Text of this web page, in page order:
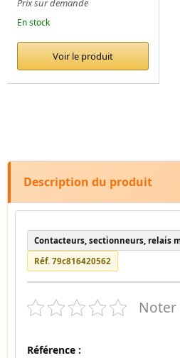
En stock
Voir le produit
Description du produit
Contacteurs, sectionneurs, relais
Réf. 79c816420562
Noter
Référence :